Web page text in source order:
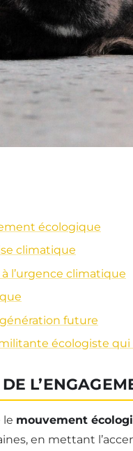
écologique
climatique
l’urgence climatique
future
écologiste
le mouvement
en mettant